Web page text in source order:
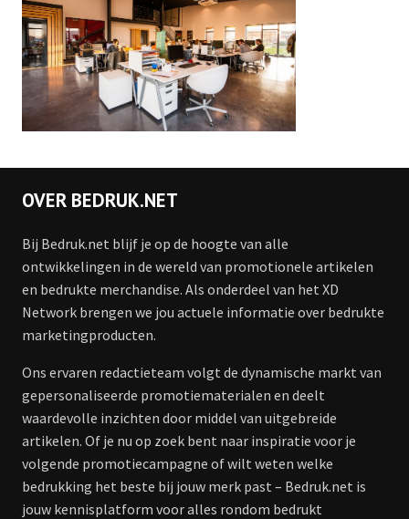
OVER BEDRUK.NET
Bij Bedruk.net blijf je op de hoogte van alle
ontwikkelingen in de wereld van promotionele artikelen
en bedrukte merchandise. Als onderdeel van het XD
Network brengen we jou actuele informatie over bedrukte
marketingproducten.
Ons ervaren redactieteam volgt de dynamische markt van
gepersonaliseerde promotiematerialen en deelt
waardevolle inzichten door middel van uitgebreide
artikelen. Of je nu op zoek bent naar inspiratie voor je
volgende promotiecampagne of wilt weten welke
bedrukking het beste bij jouw merk past – Bedruk.net is
jouw kennisplatform voor alles rondom bedrukt